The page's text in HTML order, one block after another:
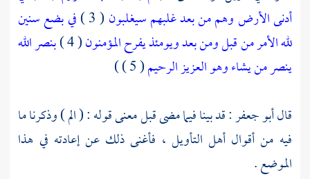
أدنى الأرض وهم من بعد غلبهم سيغلبون ( 3 )
في بضع سنين
لله الأمر من قبل ومن بعد ويومئذ يفرح المؤمنون( 4 )
بنصر الله
ينصر من يشاء وهو العزيز الرحيم( 5 ) )
قالأبو جعفر: قد بينا فيما مضى قبل معنى قوله : ( الم ) وذكرنا ما
فيه من أقوال أهل التأويل ، فأغنى ذلك عن إعادته في هذا
الموضع .